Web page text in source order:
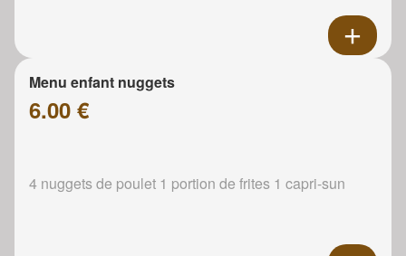
Menu enfant nuggets
6.00 €
4 nuggets de poulet 1 portion de frites 1 capri-sun